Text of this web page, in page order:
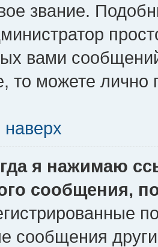
звание.
вами
то можете лично
наверх
я нажимаю
сообщения,
сообщения